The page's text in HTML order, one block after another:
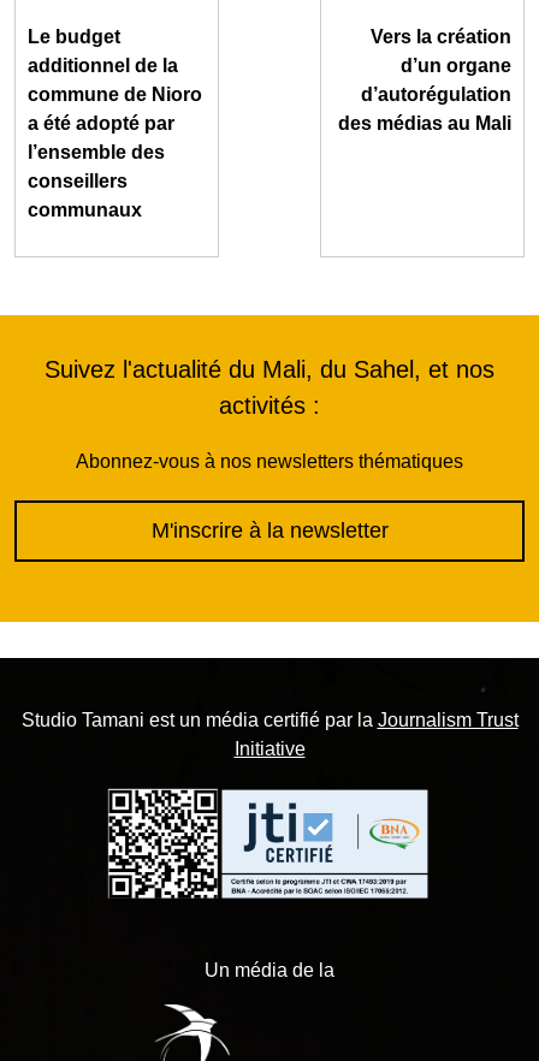
Le budget
additionnel de la
commune de Nioro
a été adopté par
l’ensemble des
conseillers
communaux
Vers la création
d’un organe
d’autorégulation
des médias au Mali
Suivez l'actualité du Mali, du Sahel, et nos
activités :
Abonnez-vous à nos newsletters thématiques
M'inscrire à la newsletter
Studio Tamani est un média certifié par la Journalism Trust
Initiative
Un média de la